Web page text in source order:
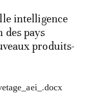
intelligence
des pays
produits-